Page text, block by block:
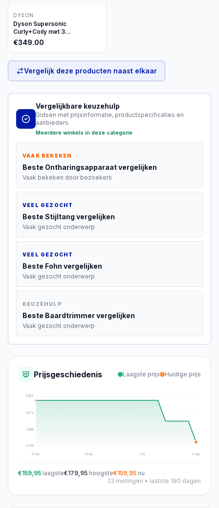
DYSON
Dyson Supersonic
Curly+Coily met 3
opzetstukken
€349.00
Vergelijk deze producten naast elkaar
Vergelijkbare keuzehulp
Gidsen met prijsinformatie, productspecificaties en
aanbieders
Meerdere winkels in deze categorie
VAAK BEKEKEN
Beste Ontharingsapparaatvergelijken
Vaak bekeken door bezoekers
VEEL GEZOCHT
Beste Stijltang vergelijken
Vaak gezocht onderwerp
VEEL GEZOCHT
Beste Fohn vergelijken
Vaak gezocht onderwerp
KEUZEHULP
Beste Baardtrimmervergelijken
Vaak gezocht onderwerp
Prijsgeschiedenis Laagste prijs Huidige prijs
€158
€166
€174
€182
21 jun. 28 jun. 5 jul. 5 aug.
€159,95 laagste€179,95 hoogste€159,95 nu
22 metingen • laatste 180 dagen